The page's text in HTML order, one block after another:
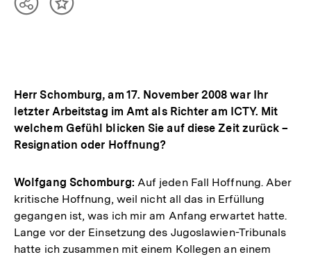
TeilenInhalt
Herr Schomburg, am 17. November 2008 war Ihr
letzter Arbeitstag im Amt als Richter am ICTY. Mit
welchem Gefühl blicken Sie auf diese Zeit zurück –
Resignation oder Hoffnung?
Wolfgang Schomburg: Auf jeden Fall Hoffnung. Aber
kritische Hoffnung, weil nicht all das in Erfüllung
gegangen ist, was ich mir am Anfang erwartet hatte.
Lange vor der Einsetzung des Jugoslawien-Tribunals
hatte ich zusammen mit einem Kollegen an einem